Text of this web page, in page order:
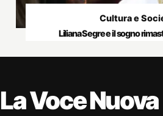
Cultura e
Liliana Segre e il sogno
La Voce Nuova